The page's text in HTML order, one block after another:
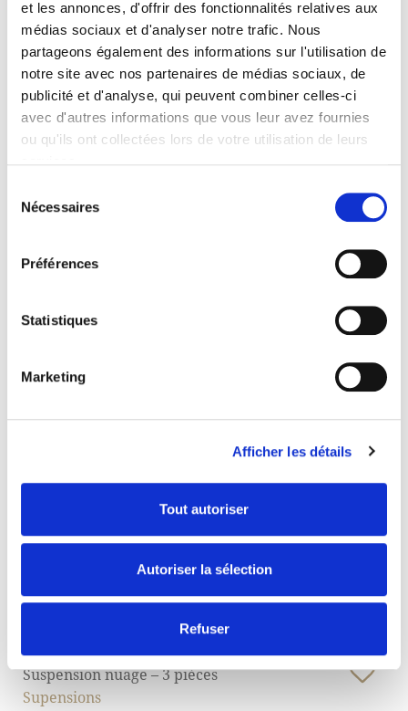
et les annonces, d'offrir des fonctionnalités relatives aux
médias sociaux et d'analyser notre trafic. Nous
partageons également des informations sur l'utilisation de
notre site avec nos partenaires de médias sociaux, de
publicité et d'analyse, qui peuvent combiner celles-ci
avec d'autres informations que vous leur avez fournies
ou qu'ils ont collectées lors de votre utilisation de leurs
Nécessaires
Préférences
Statistiques
Marketing
Afficher les détails
Tout autoriser
Autoriser la sélection
Refuser
Supensions
Suspension nuage – 3 pièces
Supensions